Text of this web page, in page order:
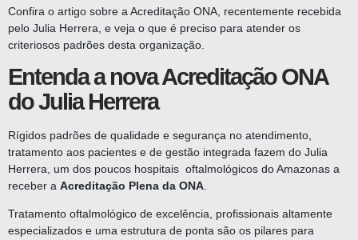
Confira o artigo sobre a Acreditação ONA, recentemente recebida
pelo Julia Herrera, e veja o que é preciso para atender os
criteriosos padrões desta organização.
Entenda a nova Acreditação ONA
do Julia Herrera
Rígidos padrões de qualidade e segurança no atendimento,
tratamento aos pacientes e de gestão integrada fazem do Julia
Herrera, um dos poucos hospitais oftalmológicos do Amazonas a
receber a Acreditação Plena da ONA
Tratamento oftalmológico de excelência, profissionais altamente
especializados e uma estrutura de ponta são os pilares para